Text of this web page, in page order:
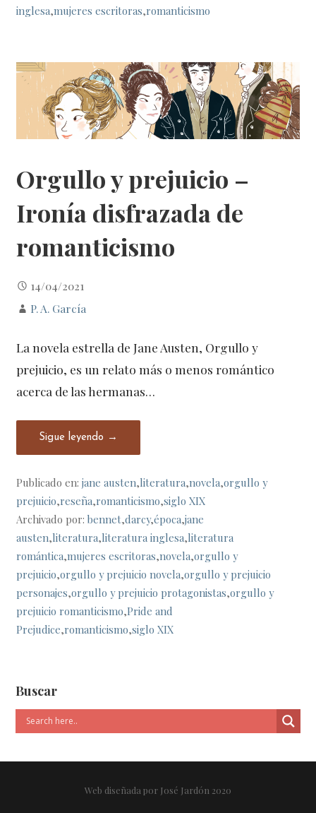
inglesa,mujeres escritoras,romanticismo
Orgullo y prejuicio –
Ironía disfrazada de
romanticismo
14/04/2021
P. A. García
La novela estrella de Jane Austen, Orgullo y
prejuicio, es un relato más o menos romántico
acerca de las hermanas…
Sigue leyendo →
Publicado en:jane austen,literatura,novela,orgullo y
prejuicio,reseña,romanticismo,siglo XIX
Archivado por:bennet,darcy,época,jane
austen,literatura,literatura inglesa,literatura
romántica,mujeres escritoras,novela,orgullo y
prejuicio,orgullo y prejuicio novela,orgullo y prejuicio
personajes,orgullo y prejuicio protagonistas,orgullo y
prejuicio romanticismo,Pride and
Prejudice,romanticismo,siglo XIX
Buscar
Web diseñada por José Jardón 2020